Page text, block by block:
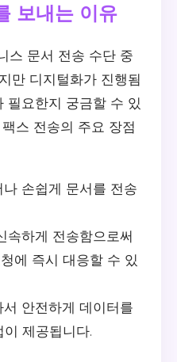
보내는 이유
스 문서 전송 수단 중
만 디지털화가 진행됨
필요한지 궁금할 수 있
스 전송의 주요 장점
손쉽게 문서를 전송
속하게 전송함으로써
에 즉시 대응할 수 있
안전하게 데이터를
제공됩니다.